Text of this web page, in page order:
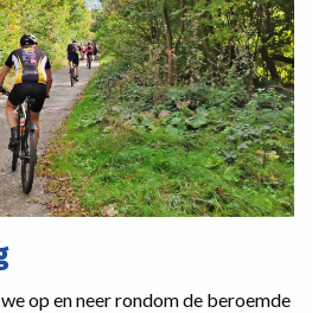
op en neer rondom de beroemde